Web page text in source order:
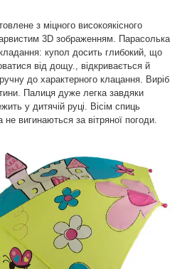
з міцного високоякісного
3D зображенням. Парасолька
купол досить глибокий, що
від дощу., відкривається й
до характерного клацання. Виріб
Палиця дуже легка завдяки
у дитячій руці. Вісім спиць
вигинаються за вітряної погоди.